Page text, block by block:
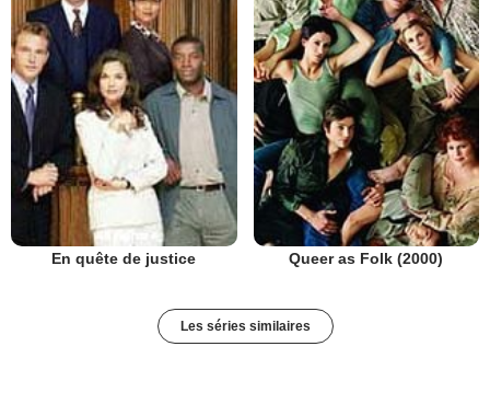
En quête de justice Queer as Folk (2000)
Les séries similaires